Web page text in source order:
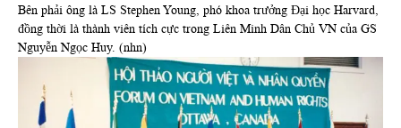
Bên phải ông là LS Stephen Young, phó khoa trưởng Đại học Harvard,
đồng thời là thành viên tích cực trong Liên Minh Dân Chủ VN của GS
Nguyễn Ngọc Huy. (nhn)